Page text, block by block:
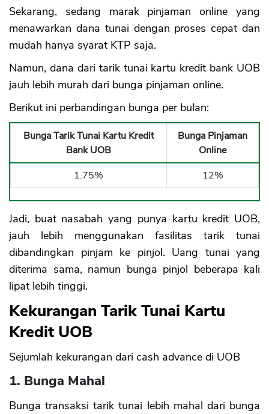
Sekarang, sedang marak pinjaman online yang
menawarkan dana tunai dengan proses cepat dan
mudah hanya syarat KTP saja.
Namun, dana dari tarik tunai kartu kredit bank UOB
jauh lebih murah dari bunga pinjaman online.
Berikut ini perbandingan bunga per bulan:
Bunga Tarik Tunai Kartu Kredit
Bank UOB
Bunga Pinjaman
Online
1.75%
12%
Jadi, buat nasabah yang punya kartu kredit UOB,
jauh lebih menggunakan fasilitas tarik tunai
dibandingkan pinjam ke pinjol. Uang tunai yang
diterima sama, namun bunga pinjol beberapa kali
lipat lebih tinggi.
Kekurangan Tarik Tunai Kartu
Kredit UOB
Sejumlah kekurangan dari cash advance di UOB
1. Bunga Mahal
Bunga transaksi tarik tunai lebih mahal dari bunga